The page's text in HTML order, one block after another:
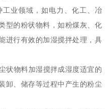
业领域，如电力、化工、冶
型的粉状物料，如粉煤灰、化
进行有效的加湿搅拌处理，具
状物料加湿搅拌成湿度适宜的
卸、储存等过程中产生的粉尘